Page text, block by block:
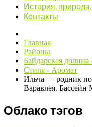
История,
Контакты
Главная
Районы
Байдарская долина
Стиля - Аромат
Ильча — родник
Варавлея. Бассейн
Облако тэгов